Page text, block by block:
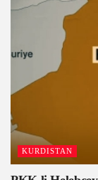
KURDISTAN